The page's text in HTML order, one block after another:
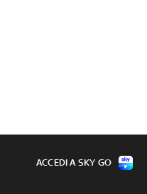
ACCEDI A SKY GO